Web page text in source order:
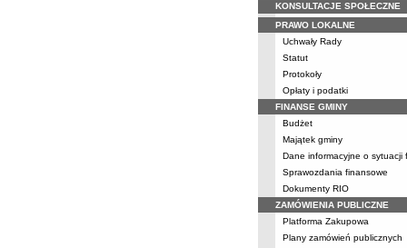
KONSULTACJE SPOŁECZNE
PRAWO LOKALNE
Uchwały Rady
Statut
Protokoły
Opłaty i podatki
FINANSE GMINY
Budżet
Majątek gminy
Dane informacyjne o sytuacji
Sprawozdania finansowe
Dokumenty RIO
ZAMÓWIENIA PUBLICZNE
Platforma Zakupowa
Plany zamówień publicznych